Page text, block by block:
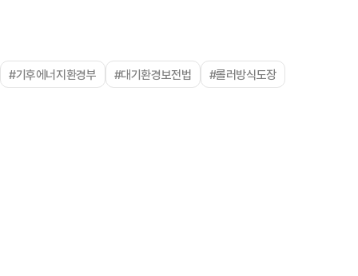
#기후에너지환경부 #대기환경보전법 #롤러방식도장